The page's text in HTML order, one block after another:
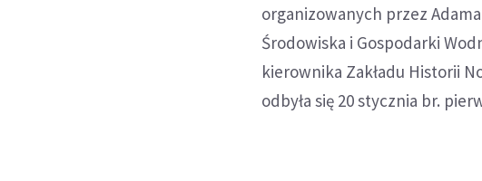
organizowanych przez
Środowiska i Gospodarki
kierownika Zakładu Historii
odbyła się 20 stycznia br.